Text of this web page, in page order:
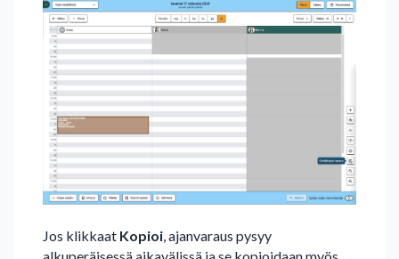
Jos klikkaat Kopioi , ajanvaraus pysyy
alkuperäisessä aikavälissä ja se kopioidaan myös